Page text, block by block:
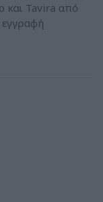
και Tavira από